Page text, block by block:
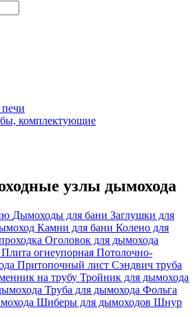
комплектующие
узлы дымохода
Дымоходы для бани Заглушки для
Камни для бани Колено для
Оголовок для дымохода
Плита огнеупорная Потолочно-
Притопочный лист Сэндвич труба
на трубу Тройник для дымохода
Труба для дымохода Фольга
Шиберы для дымоходов Шнур